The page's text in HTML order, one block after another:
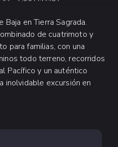
en Tierra Sagrada.
de cuatrimoto y
para familias, con una
todo terreno, recorridos
Pacífico y un auténtico
inolvidable excursión en